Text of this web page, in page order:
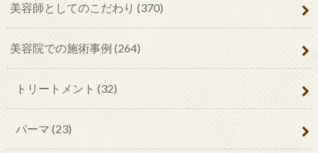
美容師としてのこだわり (370)
美容院での施術事例 (264)
トリートメント (32)
パーマ (23)